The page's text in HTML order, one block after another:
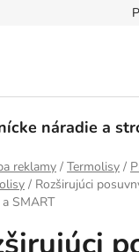
náradie a
reklamy / Termolisy /
/ Rozširujúci
SMART